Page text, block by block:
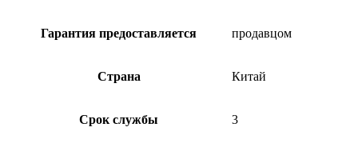
Гарантия предоставляется продавцом
Страна Китай
Срок службы 3